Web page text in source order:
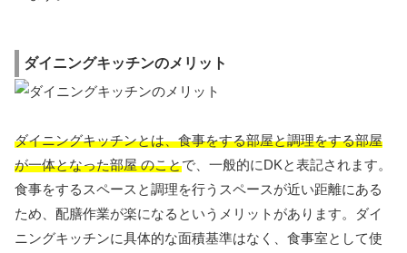
ダイニングキッチンのメリット
ダイニングキッチンとは、食事をする部屋と調理をする部屋
が一体となった部屋 のことで、一般的にDKと表記されます。
食事をするスペースと調理を行うスペースが近い距離にある
ため、配膳作業が楽になるというメリットがあります。ダイ
ニングキッチンに具体的な面積基準はなく、食事室として使